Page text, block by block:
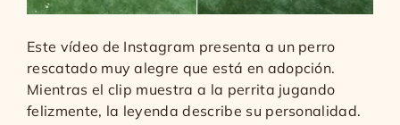
Este vídeo de Instagram presenta a un perro
rescatado muy alegre que está en adopción.
Mientras el clip muestra a la perrita jugando
felizmente, la leyenda describe su personalidad.